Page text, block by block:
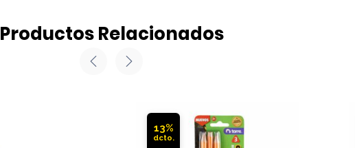
Productos Relacionados
13%